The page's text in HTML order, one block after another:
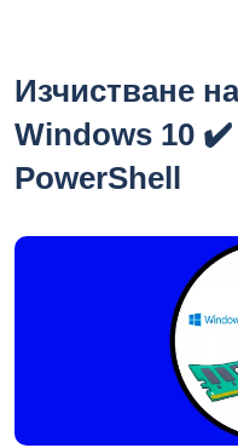
Изчистване
Windows 10 ✔️
PowerShell